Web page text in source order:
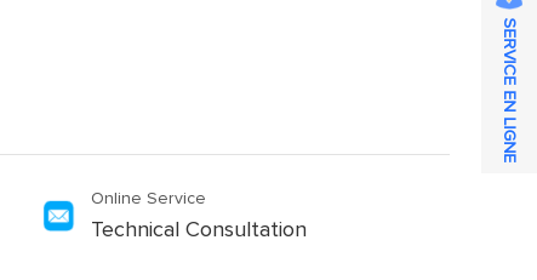
Online Service
Technical Consultation
SERVICE EN LIGNE